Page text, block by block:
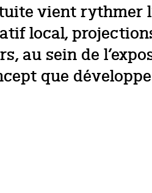
vient rythmer
local,
au sein de
que